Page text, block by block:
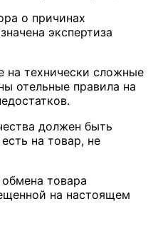
о причинах
экспертиза
на технически сложные
отельные правила на
должен быть
на товар, не
товара
на настоящем